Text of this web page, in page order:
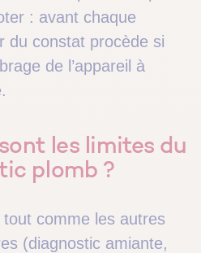
: avant chaque
du constat procède si
de l’appareil à
.
les limites du
plomb ?
comme les autres
(diagnostic amiante,